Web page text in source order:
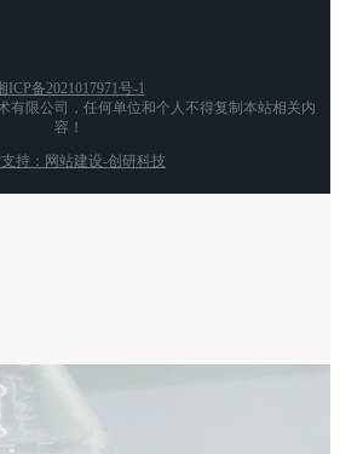
ICP备2021017971号-1
有限公司，任何单位和个人不得复制本站相关内
容！
持：网站建设-创研科技